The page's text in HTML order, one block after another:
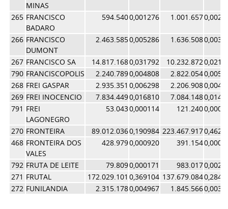
MINAS
265 FRANCISCO
BADARO
594.5400,001276 1.001.657
266 FRANCISCO
DUMONT
2.463.5850,005286 1.636.508
267 FRANCISCO SA 14.817.1680,031792 10.232.872
790 FRANCISCOPOLIS 2.240.7890,004808 2.822.054
268 FREI GASPAR 2.935.351 0,006298 2.206.908
269 FREI INOCENCIO 7.834.4490,016810 7.084.148
791 FREI
LAGONEGRO
53.0430,000114 121.240
270 FRONTEIRA 89.012.0360,190984 223.467.917
468 FRONTEIRA DOS
VALES
428.9790,000920 391.154
792 FRUTA DE LEITE 79.8090,000171 983.017
271 FRUTAL 172.029.101 0,369104 137.679.084
272 FUNILANDIA 2.315.1780,004967 1.845.566